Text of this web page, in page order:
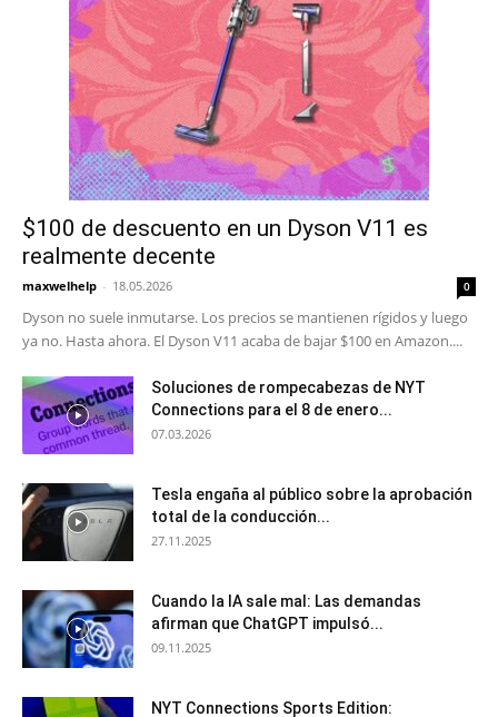
$100 de descuento en un Dyson V11 es
realmente decente
maxwelhelp - 18.05.2026 0
Dyson no suele inmutarse. Los precios se mantienen rígidos y luego
ya no. Hasta ahora. El Dyson V11 acaba de bajar $100 en Amazon....
Soluciones de rompecabezas de NYT
Connections para el 8 de enero...
07.03.2026
Tesla engaña al público sobre la aprobación
total de la conducción...
27.11.2025
Cuando la IA sale mal: Las demandas
afirman que ChatGPT impulsó...
09.11.2025
NYT Connections Sports Edition: